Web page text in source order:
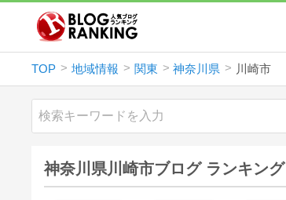
TOP 地域情報 関東 神奈川県 川崎市
神奈川県川崎市ブログ ランキング